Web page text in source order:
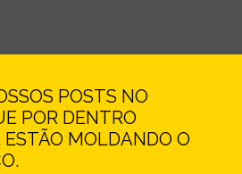
POSTS NO
POR DENTRO
ESTÃO MOLDANDO O